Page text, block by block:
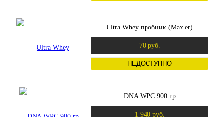
Ultra Whey пробник (Maxler)
70 руб.
НЕДОСТУПНО
DNA WPC 900 гр
1 940 руб.